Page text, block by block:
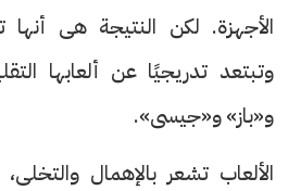
الأجهزة. لكن النتيجة هى
وتبتعد تدريجيًا عن ألعابها
و«باز» و«جيسى».
الألعاب تشعر بالإهمال